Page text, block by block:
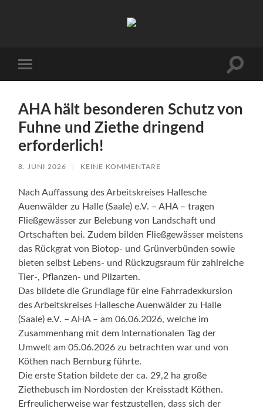
Saale
(AHA)
Menü
AHA hält besonderen Schutz von
Fuhne und Ziethe dringend
erforderlich!
8. JUNI 2026 / KEINE KOMMENTARE
Nach Auffassung des Arbeitskreises Hallesche
Auenwälder zu Halle (Saale) e.V. – AHA – tragen
Fließgewässer zur Belebung von Landschaft und
Ortschaften bei. Zudem bilden Fließgewässer meistens
das Rückgrat von Biotop- und Grünverbünden sowie
bieten selbst Lebens- und Rückzugsraum für zahlreiche
Tier-, Pflanzen- und Pilzarten.
Das bildete die Grundlage für eine Fahrradexkursion
des Arbeitskreises Hallesche Auenwälder zu Halle
(Saale) e.V. – AHA – am 06.06.2026, welche im
Zusammenhang mit dem Internationalen Tag der
Umwelt am 05.06.2026 zu betrachten war und von
Köthen nach Bernburg führte.
Die erste Station bildete der ca. 29,2 ha große
Ziethebusch im Nordosten der Kreisstadt Köthen.
Erfreulicherweise war festzustellen, dass sich der